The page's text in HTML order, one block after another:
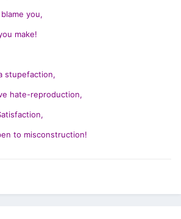
you,
make!
stupefaction,
hate-reproduction,
to misconstruction!